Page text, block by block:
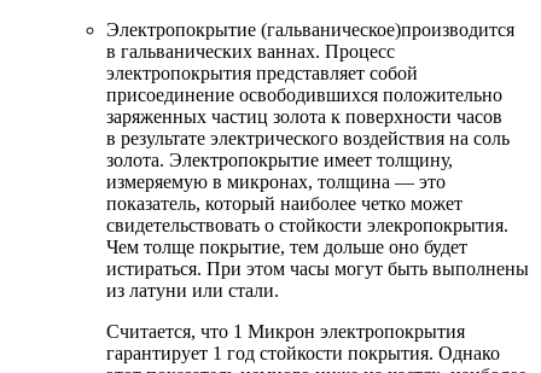
Электропокрытие (гальваническое)производится
в гальванических ваннах. Процесс
электропокрытия представляет собой
присоединение освободившихся положительно
заряженных частиц золота к поверхности часов
в результате электрического воздействия на соль
золота. Электропокрытие имеет толщину,
измеряемую в микронах, толщина — это
показатель, который наиболее четко может
свидетельствовать о стойкости элекропокрытия.
Чем толще покрытие, тем дольше оно будет
истираться. При этом часы могут быть выполнены
из латуни или стали.
Считается, что 1 Микрон электропокрытия
гарантирует 1 год стойкости покрытия. Однако